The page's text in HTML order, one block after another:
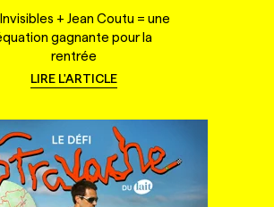
+ Jean Coutu = une
gagnante pour la
rentrée
LIRE L'ARTICLE